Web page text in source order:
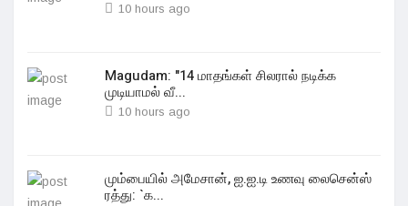
10 hours ago
Magudam: "14 மாதங்கள் சிலரால் நடிக்க
முடியாமல் வீ...
10 hours ago
மும்பையில் அமேசான், ஐ.ஐ.டி உணவு லைசென்ஸ்
ரத்து: `க...